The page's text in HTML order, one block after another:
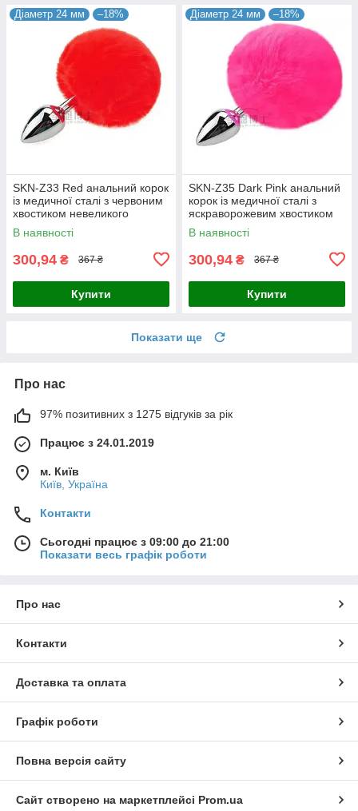
Діаметр 24 мм –18%
SKN-Z33 Red анальний корок
із медичної сталі з червоним
хвостиком невеликого
розміру XS діаметр 24 мм
Китай
В наявності
300,94 ₴ 367 ₴
Купити
Діаметр 24 мм –18%
SKN-Z35 Dark Pink анальний
корок із медичної сталі з
яскраворожевим хвостиком
невеликого розміру XS
діаметр 24 мм Китай
В наявності
300,94 ₴ 367 ₴
Купити
Показати ще
Про нас
97% позитивних з 1275 відгуків за рік
Працює з 24.01.2019
м. Київ
Київ, Україна
Контакти
Сьогодні працює з 09:00 до 21:00
Показати весь графік роботи
Про нас
Контакти
Доставка та оплата
Графік роботи
Повна версія сайту
Сайт створено на маркетплейсі Prom.ua